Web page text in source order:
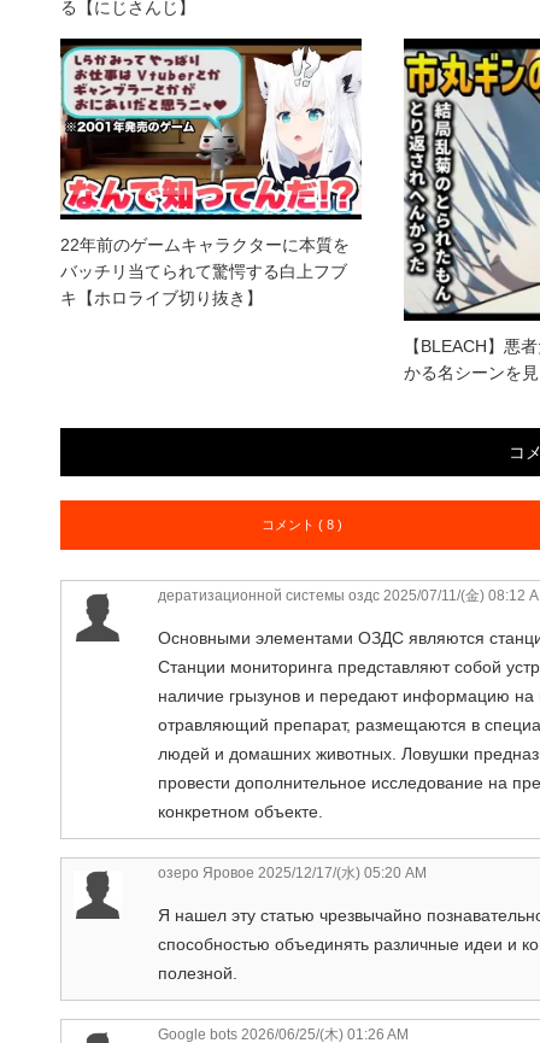
る【にじさんじ】
22年前のゲームキャラクターに本質を
バッチリ当てられて驚愕する白上フブ
キ【ホロライブ切り抜き】
【BLEACH】悪
かる名シーンを
コ
コメント ( 8 )
дератизационной системы оздс 2025/07/11/(金) 08:12
Основными элементами ОЗДС являются
Станции мониторинга представляют собой
наличие грызунов и передают информацию
отравляющий препарат, размещаются в
людей и домашних животных. Ловушки
провести дополнительное исследование на
конкретном объекте.
озеро Яровое 2025/12/17/(水) 05:20 AM
Я нашел эту статью чрезвычайно
способностью объединять различные идеи и
полезной.
Google bots 2026/06/25/(木) 01:26 AM